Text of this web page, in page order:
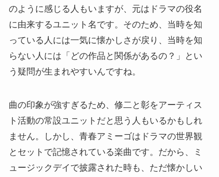
のように感じる人もいますが、元はドラマの役名
に由来するユニット名です。そのため、当時を知
っている人には一気に懐かしさが戻り、当時を知
らない人には「どの作品と関係があるの？」とい
う疑問が生まれやすいんですね。
曲の印象が強すぎるため、修二と彰をアーティス
ト活動の常設ユニットだと思う人もいるかもしれ
ません。しかし、青春アミーゴはドラマの世界観
とセットで記憶されている楽曲です。だから、ミ
ュージックデイで披露された時も、ただ懐かしい